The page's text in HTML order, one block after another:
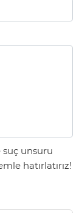
unsuru
hatırlatırız!